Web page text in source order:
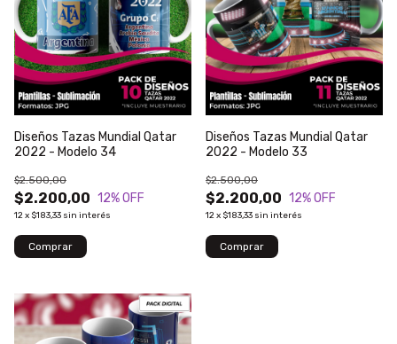
Diseños Tazas Mundial Qatar
2022 - Modelo 34
$2.200,00
$2.500,00
12% OFF
12x $183,33 sin interés
Diseños Tazas Mundial Qatar
2022 - Modelo 33
$2.200,00
$2.500,00
12% OFF
12x $183,33 sin interés